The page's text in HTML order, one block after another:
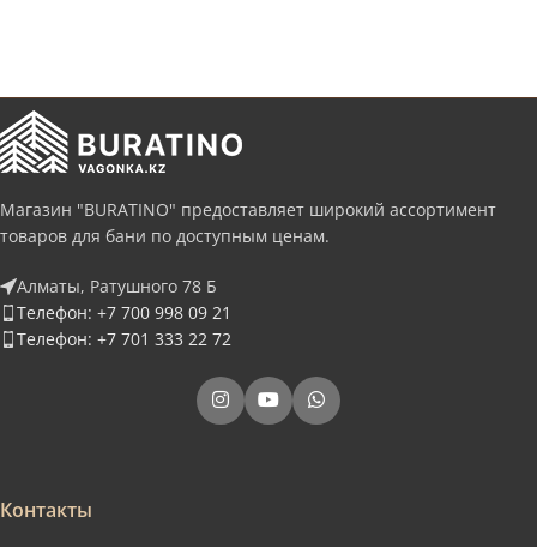
Магазин "BURATINO" предоставляет широкий ассортимент
товаров для бани по доступным ценам.
Алматы, Ратушного 78 Б
Телефон: +7 700 998 09 21
Телефон: +7 701 333 22 72
Контакты